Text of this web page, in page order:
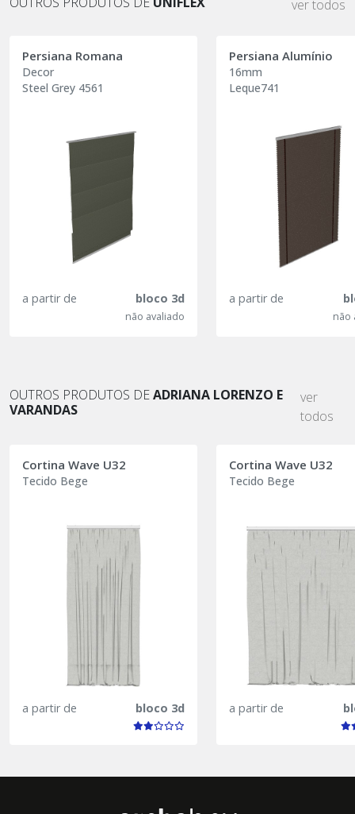
ver todos
Persiana Romana
Decor
Steel Grey 4561
a partir de bloco 3d
não avaliado
Persiana Alumínio
16mm
Leque741
a partir de
não
OUTROS PRODUTOS DEADRIANA LORENZO E
VARANDAS
ver
todos
Cortina Wave U32
Tecido Bege
a partir de bloco 3d
Cortina Wave U32
Tecido Bege
a partir de